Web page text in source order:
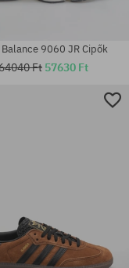
méretek:
Balance 9060 JR Cipők
Ft 57630 Ft